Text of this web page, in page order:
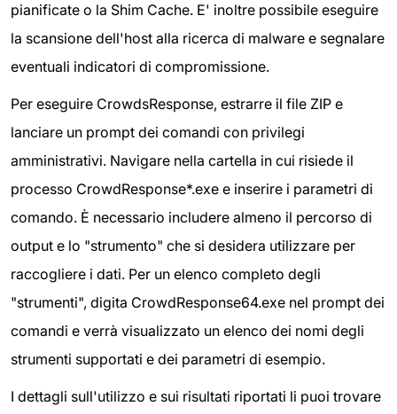
pianificate o la Shim Cache. E' inoltre possibile eseguire
la scansione dell'host alla ricerca di malware e segnalare
eventuali indicatori di compromissione.
Per eseguire CrowdsResponse, estrarre il file ZIP e
lanciare un prompt dei comandi con privilegi
amministrativi. Navigare nella cartella in cui risiede il
processo CrowdResponse*.exe e inserire i parametri di
comando. È necessario includere almeno il percorso di
output e lo "strumento" che si desidera utilizzare per
raccogliere i dati. Per un elenco completo degli
"strumenti", digita CrowdResponse64.exe nel prompt dei
comandi e verrà visualizzato un elenco dei nomi degli
strumenti supportati e dei parametri di esempio.
I dettagli sull'utilizzo e sui risultati riportati li puoi trovare